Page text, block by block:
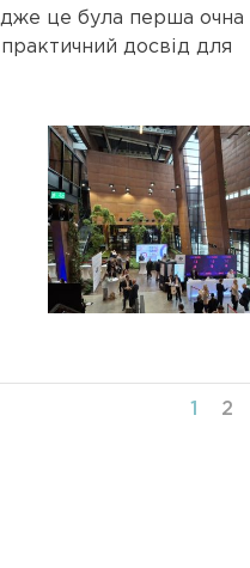
це була перша очна
досвід для
1 2